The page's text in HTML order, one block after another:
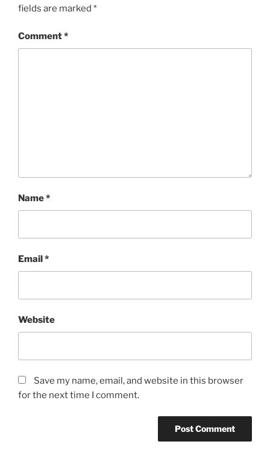
fields are marked *
Comment*
Name*
Email*
Website
Save my name, email, and website in this browser
for the next time I comment.